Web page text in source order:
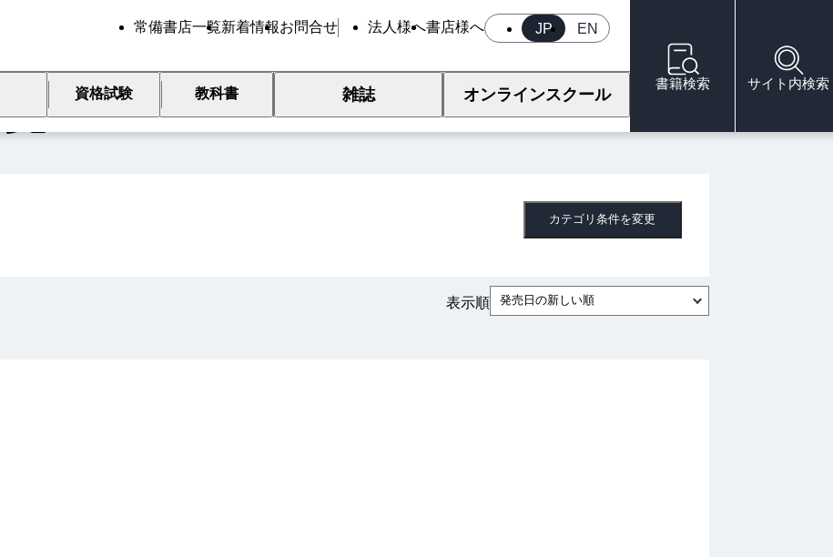
JP EN
常備書店一覧新着情報お問合せ 法人様へ書店様へ
資格試験 教科書 雑誌 オンラインスクール
書籍検索 サイト内検索
カテゴリ条件を変更
表示順 発売日の新しい順